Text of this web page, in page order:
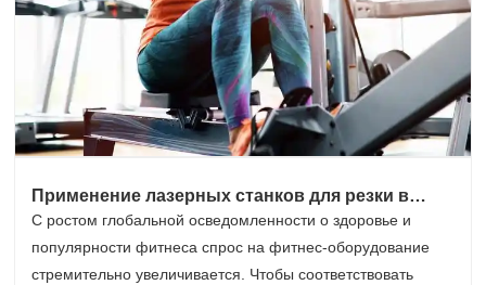
Применение лазерных станков для резки в
производстве фитнес-оборудования
С ростом глобальной осведомленности о здоровье и
популярности фитнеса спрос на фитнес-оборудование
стремительно увеличивается. Чтобы соответствовать